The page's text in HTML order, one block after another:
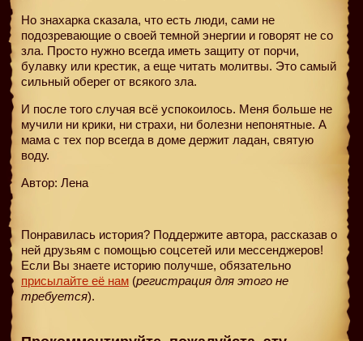
Но знахарка сказала, что есть люди, сами не
подозревающие о своей темной энергии и говорят не со
зла. Просто нужно всегда иметь защиту от порчи,
булавку или крестик, а еще читать молитвы. Это самый
сильный оберег от всякого зла.
И после того случая всё успокоилось. Меня больше не
мучили ни крики, ни страхи, ни болезни непонятные. А
мама с тех пор всегда в доме держит ладан, святую
воду.
Автор: Лена
Понравилась история? Поддержите автора, рассказав о
ней друзьям с помощью соцсетей или мессенджеров!
Если Вы знаете историю получше, обязательно
присылайте её нам (регистрация для этого не
требуется).